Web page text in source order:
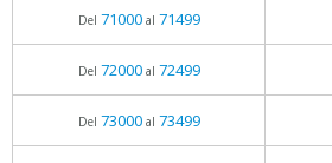
Del 71000al 71499
Del 72000al 72499
Del 73000al 73499